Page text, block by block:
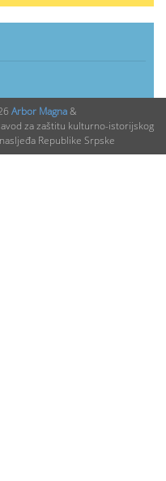
Arbor Magna&
za zaštitu kulturno-istorijskog
Republike Srpske